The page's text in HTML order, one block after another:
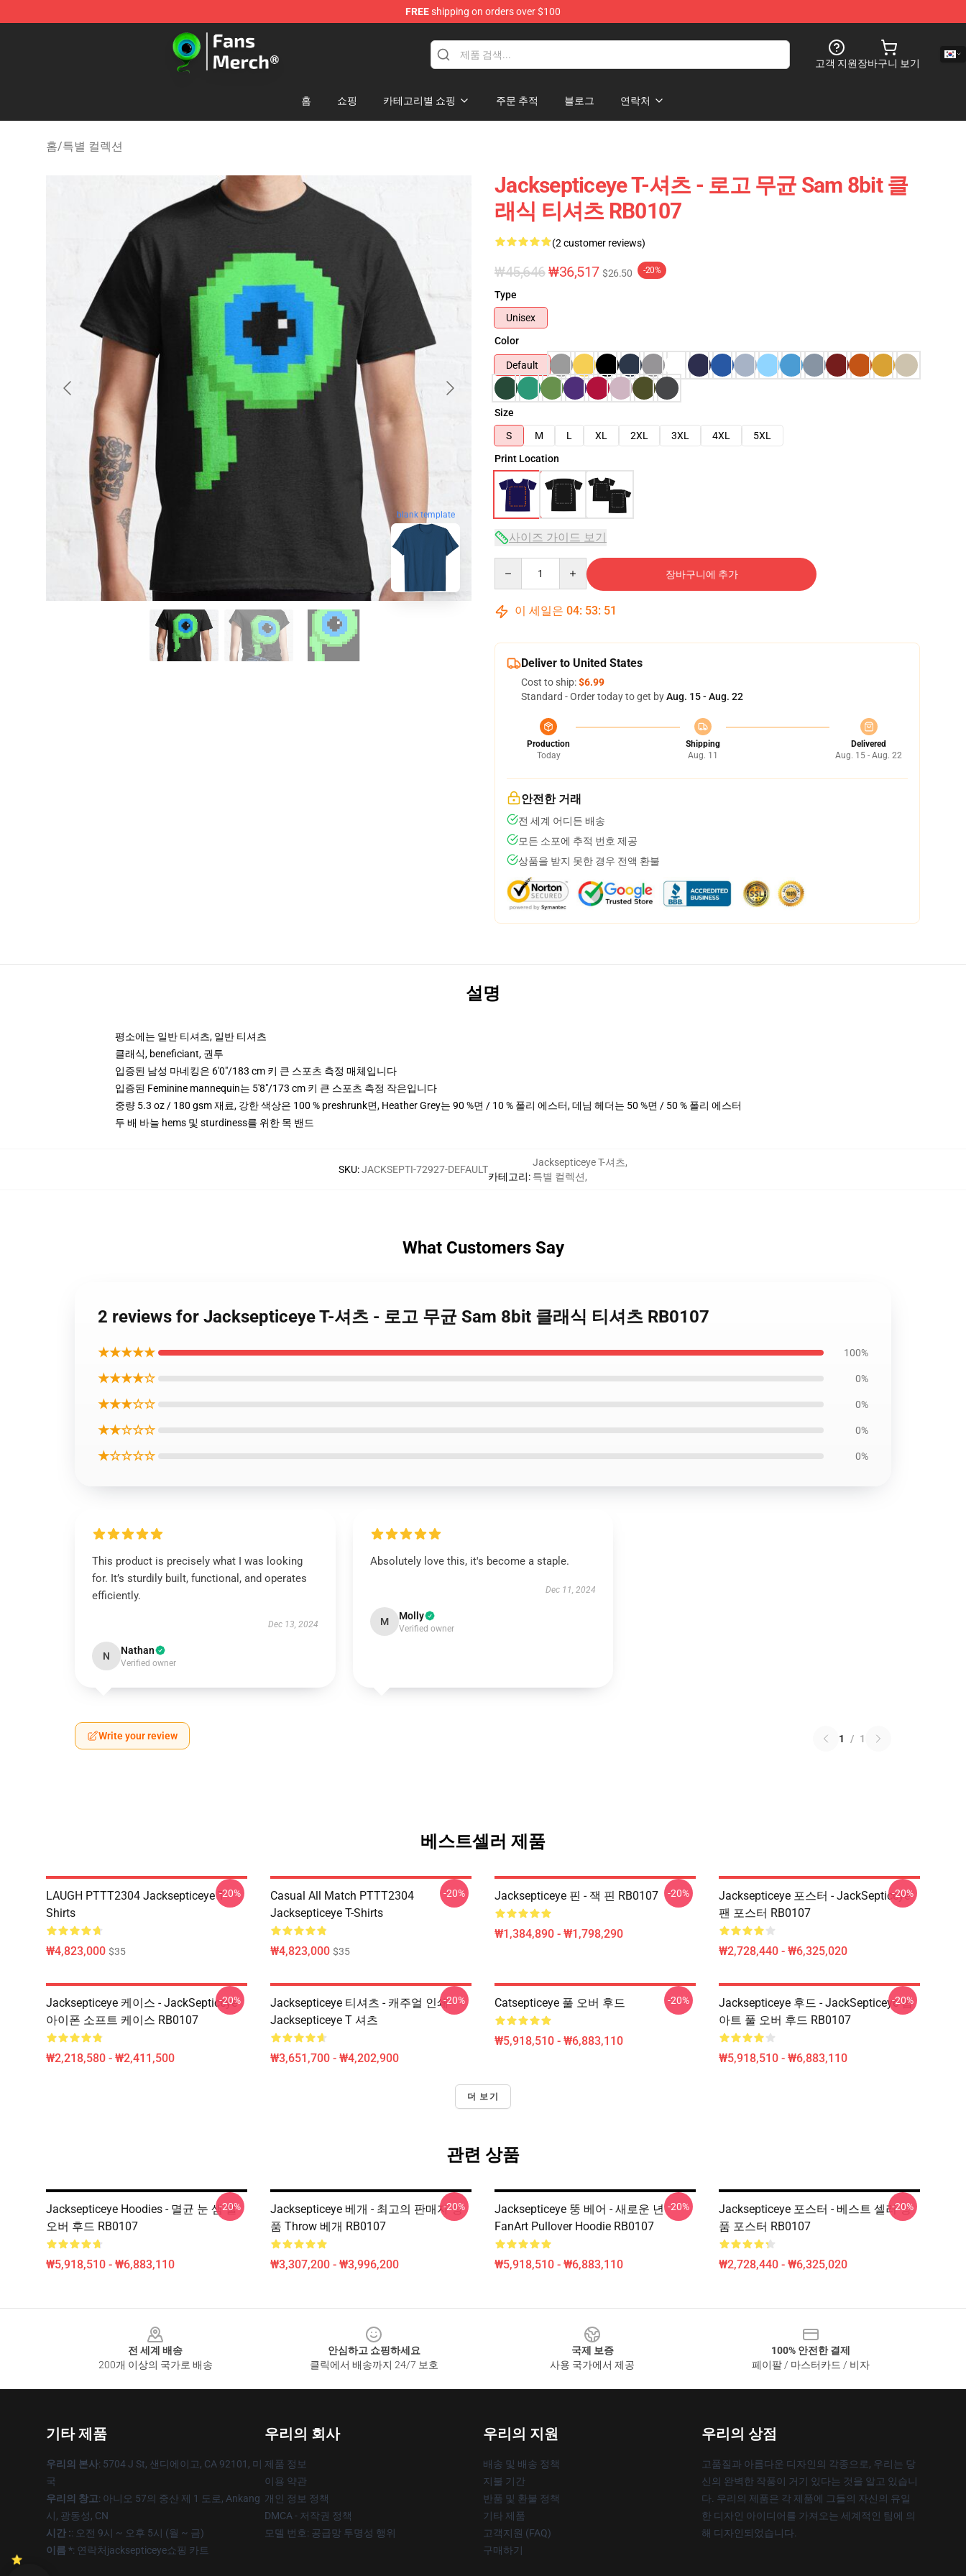
FREEshipping on orders over $100
Jacksepticeye Store - Official Jacksepticeye Merchandise Shop
고객 지원장바구니 보기
홈 쇼핑 카테고리별 쇼핑 주문 추적 블로그 연락처
홈/특별 컬렉션
blank template
Jacksepticeye T-셔츠 - 로고 무균 Sam 8bit 클
래식 티셔츠 RB0107
(2 customer reviews)
₩45,646₩36,517 $26.50 -20%
Type
Unisex
Color
Default
Size
S
M L XL 2XL 3XL 4XL
5XL
Print Location
사이즈 가이드 보기
장바구니에 추가
이 세일은 04: 53: 50
Deliver to United States
Cost to ship:$6.99
Standard - Order today to get byAug. 15 - Aug. 22
Production
Today
Shipping
Aug. 11
Delivered
Aug. 15 - Aug. 22
안전한 거래
전 세계 어디든 배송
모든 소포에 추적 번호 제공
상품을 받지 못한 경우 전액 환불
설명
평소에는 일반 티셔츠, 일반 티셔츠
클래식, beneficiant, 권투
입증된 남성 마네킹은 6'0"/183 cm 키 큰 스포츠 측정 매체입니다
입증된 Feminine mannequin는 5'8"/173 cm 키 큰 스포츠 측정 작은입니다
중량 5.3 oz / 180 gsm 재료, 강한 색상은 100 % preshrunk면, Heather Grey는 90 %면 / 10 % 폴리 에스터, 데님 헤더는 50 %면 / 50 % 폴리 에스터
두 배 바늘 hems 및 sturdiness를 위한 목 밴드
SKU:JACKSEPTI-72927-DEFAULT
카테고리:
Jacksepticeye T-셔츠,
특별 컬렉션,
What Customers Say
2 reviews for Jacksepticeye T-셔츠 - 로고 무균 Sam 8bit 클래식 티셔츠 RB0107
★★★★★ 100%
★★★★☆ 0%
★★★☆☆ 0%
★★☆☆☆ 0%
★☆☆☆☆ 0%
This product is precisely what I was looking
for. It’s sturdily built, functional, and operates
efficiently.
Dec 13, 2024
N Nathan
Verified owner
Absolutely love this, it's become a staple.
Dec 11, 2024
M Molly
Verified owner
Write your review 1 / 1
베스트셀러 제품
LAUGH PTTT2304 Jacksepticeye T-
Shirts
₩4,823,000 $35
-20%
Casual All Match PTTT2304
Jacksepticeye T-Shirts
₩4,823,000 $35
-20% Jacksepticeye 핀 - 잭 핀 RB0107
₩1,384,890 - ₩1,798,290
-20%
Jacksepticeye 포스터 - JackSepticeye
팬 포스터 RB0107
₩2,728,440 - ₩6,325,020
-20%
Jacksepticeye 케이스 - JackSepticeye
아이폰 소프트 케이스 RB0107
₩2,218,580 - ₩2,411,500
-20%
Jacksepticeye 티셔츠 - 캐주얼 인쇄
Jacksepticeye T 셔츠
₩3,651,700 - ₩4,202,900
-20% Catsepticeye 풀 오버 후드
₩5,918,510 - ₩6,883,110
-20%
Jacksepticeye 후드 - JackSepticeye 팝
아트 풀 오버 후드 RB0107
₩5,918,510 - ₩6,883,110
-20%
더 보기
관련 상품
Jacksepticeye Hoodies - 멸균 눈 샘 풀
오버 후드 RB0107
₩5,918,510 - ₩6,883,110
-20%
Jacksepticeye 베개 - 최고의 판매자 상
품 Throw 베개 RB0107
₩3,307,200 - ₩3,996,200
-20%
Jacksepticeye 뚱 베어 - 새로운 년
FanArt Pullover Hoodie RB0107
₩5,918,510 - ₩6,883,110
-20%
Jacksepticeye 포스터 - 베스트 셀러 상
품 포스터 RB0107
₩2,728,440 - ₩6,325,020
-20%
전 세계 배송
200개 이상의 국가로 배송
안심하고 쇼핑하세요
클릭에서 배송까지 24/7 보호
국제 보증
사용 국가에서 제공
100% 안전한 결제
페이팔 / 마스터카드 / 비자
기타 제품
우리의 본사: 5704 J St, 샌디에이고, CA 92101, 미
국
우리의 창고: 아니오 57의 중산 제 1 도로, Ankang
시, 광동성, CN
시간 :: 오전 9시 ~ 오후 5시 (월 ~ 금)
이름 *: 연락처jacksepticeye쇼핑 카트
우리의 회사
제품 정보
이용 약관
개인 정보 정책
DMCA - 저작권 정책
모델 번호: 공급망 투명성 행위
우리의 지원
배송 및 배송 정책
지불 기간
반품 및 환불 정책
기타 제품
고객지원 (FAQ)
구매하기
우리의 상점
고품질과 아름다운 디자인의 각종으로, 우리는 당
신의 완벽한 작풍이 거기 있다는 것을 알고 있습니
다. 우리의 제품은 각 제품에 그들의 자신의 유일
한 디자인 아이디어를 가져오는 세계적인 팀에 의
해 디자인되었습니다.